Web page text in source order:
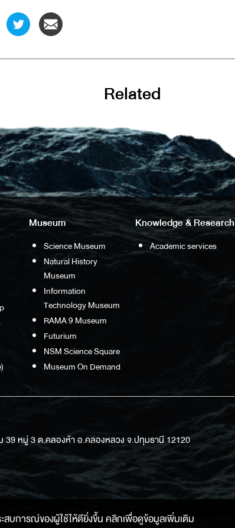
Related
Museum
Science Museum
Natural History
Museum
Information
Technology Museum
RAMA 9 Museum
Futurium
NSM Science Square
Museum On Demand
Knowledge & Research
Academic services
39 หมู่ 3 ต.คลองห้า อ.คลองหลวง จ.ปทุมธานี 12120
สบการณ์ของผู้ใช้ให้ดียิ่งขึ้น คลิกเพื่อดูข้อมูลเพิ่มเติม